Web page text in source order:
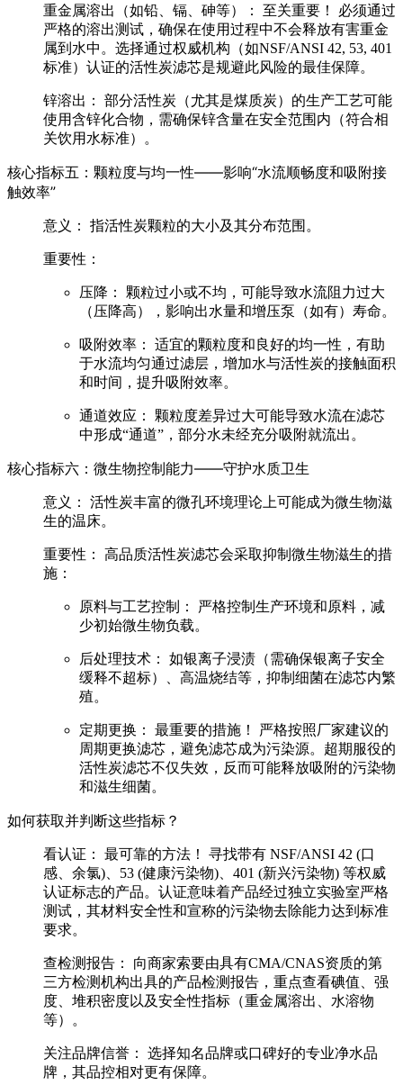
重金属溶出（如铅、镉、砷等）： 至关重要！
必须通过
严格的溶出测试，确保在使用过程中不会释放有害重金
属到水中。选择通过权威机构（如NSF/ANSI 42, 53, 401
标准）认证的活性炭滤芯是规避此风险的最佳保障。
锌溶出：
部分活性炭（尤其是煤质炭）的生产工艺可能
使用含锌化合物，需确保锌含量在安全范围内（符合相
关饮用水标准）。
核心指标五：颗粒度与均一性——影响“水流顺畅度和吸附接
触效率”
意义： 指活性炭颗粒的大小及其分布范围。
重要性：
压降：
颗粒过小或不均，可能导致水流阻力过大
（压降高），影响出水量和增压泵（如有）寿命。
吸附效率：
适宜的颗粒度和良好的均一性，有助
于水流均匀通过滤层，增加水与活性炭的接触面积
和时间，提升吸附效率。
通道效应：
颗粒度差异过大可能导致水流在滤芯
中形成“通道”，部分水未经充分吸附就流出。
核心指标六：微生物控制能力——守护水质卫生
意义：
活性炭丰富的微孔环境理论上可能成为微生物滋
生的温床。
重要性：
高品质活性炭滤芯会采取抑制微生物滋生的措
施：
原料与工艺控制：
严格控制生产环境和原料，减
少初始微生物负载。
后处理技术：
如银离子浸渍（需确保银离子安全
缓释不超标）、高温烧结等，抑制细菌在滤芯内繁
殖。
定期更换： 最重要的措施！
严格按照厂家建议的
周期更换滤芯，避免滤芯成为污染源。超期服役的
活性炭滤芯不仅失效，反而可能释放吸附的污染物
和滋生细菌。
如何获取并判断这些指标？
看认证： 最可靠的方法！ 寻找带有 NSF/ANSI 42 (口
感、余氯)、53 (健康污染物)、401 (新兴污染物) 等权威
认证标志的产品。认证意味着产品经过独立实验室严格
测试，其材料安全性和宣称的污染物去除能力达到标准
要求。
查检测报告：
向商家索要由具有CMA/CNAS资质的第
三方检测机构出具的产品检测报告，重点查看碘值、强
度、堆积密度以及安全性指标（重金属溶出、水溶物
等）。
关注品牌信誉：
选择知名品牌或口碑好的专业净水品
牌，其品控相对更有保障。